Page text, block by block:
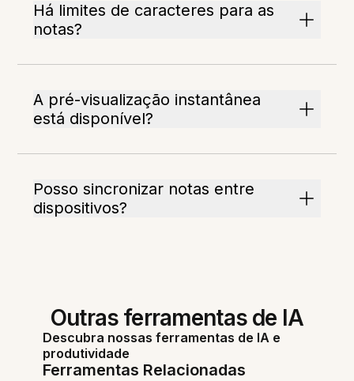
Há limites de caracteres para as
notas?
A pré-visualização instantânea
está disponível?
Posso sincronizar notas entre
dispositivos?
Outras ferramentas de IA
Descubra nossas ferramentas de IA e
produtividade
Ferramentas Relacionadas